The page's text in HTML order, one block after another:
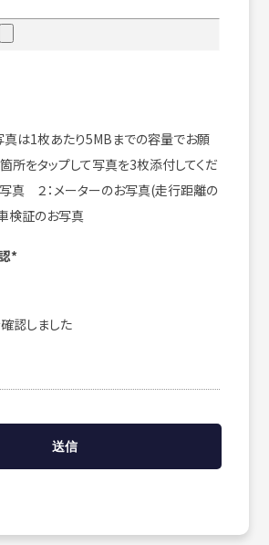
は1枚あたり5MBまでの容量でお願
所をタップして写真を3枚添付してくだ
真 ２：メーターのお写真(走行距離の
検証のお写真
*
認しました